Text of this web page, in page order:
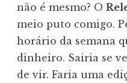
não é mesmo? O
meio puto comigo.
horário da semana
dinheiro. Sairia se
de vir. Faria uma